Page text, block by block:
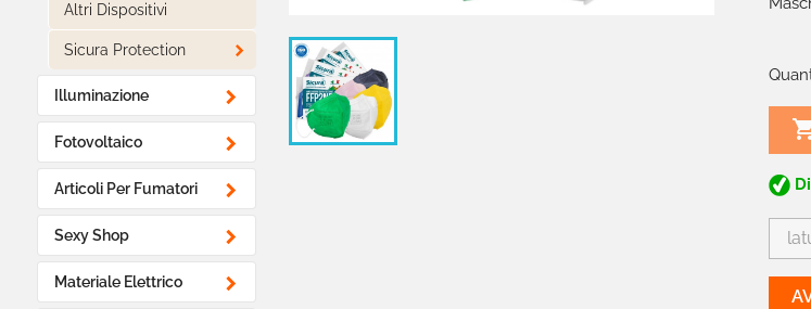
Altri Dispositivi
Sicura Protection 
Illuminazione 
Fotovoltaico 
Articoli Per Fumatori 
Sexy Shop 
Materiale Elettrico 